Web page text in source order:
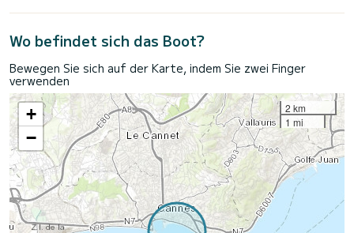
Wo befindet sich das Boot?
Bewegen Sie sich auf der Karte, indem Sie zwei Finger
verwenden
+
−
2 km
1 mi